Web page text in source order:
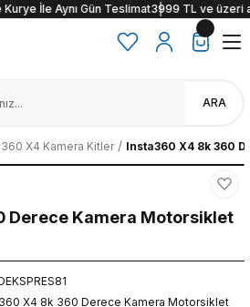
Gün Teslimat3999 TL ve üzeri
ARA
X4 Kamera Kitler Insta360 X4 8k 360
Derece Kamera Motorsiklet
X4 8k 360 Derece Kamera Motorsiklet